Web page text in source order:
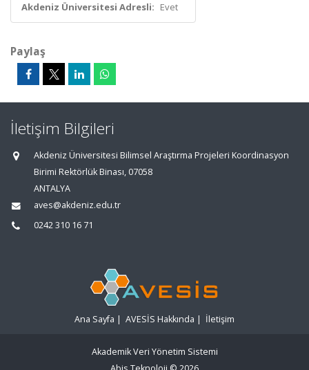
Akdeniz Üniversitesi Adresli: Evet
Paylaş
İletişim Bilgileri
Akdeniz Üniversitesi Bilimsel Araştırma Projeleri Koordinasyon
Birimi Rektörlük Binası, 07058
ANTALYA
aves@akdeniz.edu.tr
0242 310 16 71
Ana Sayfa | AVESİS Hakkında | İletişim
Akademik Veri Yönetim Sistemi